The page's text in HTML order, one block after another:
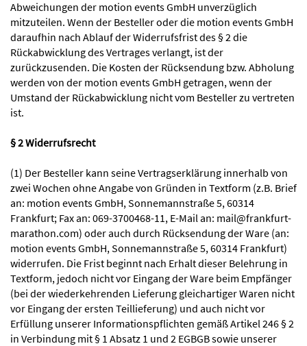
Abweichungen der motion events GmbH unverzüglich
mitzuteilen. Wenn der Besteller oder die motion events GmbH
daraufhin nach Ablauf der Widerrufsfrist des § 2 die
Rückabwicklung des Vertrages verlangt, ist der
zurückzusenden. Die Kosten der Rücksendung bzw. Abholung
werden von der motion events GmbH getragen, wenn der
Umstand der Rückabwicklung nicht vom Besteller zu vertreten
ist.
§ 2 Widerrufsrecht
(1) Der Besteller kann seine Vertragserklärung innerhalb von
zwei Wochen ohne Angabe von Gründen in Textform (z.B. Brief
an: motion events GmbH, Sonnemannstraße 5, 60314
Frankfurt; Fax an: 069-3700468-11, E-Mail an: mail@frankfurt-
marathon.com) oder auch durch Rücksendung der Ware (an:
motion events GmbH, Sonnemannstraße 5, 60314 Frankfurt)
widerrufen. Die Frist beginnt nach Erhalt dieser Belehrung in
Textform, jedoch nicht vor Eingang der Ware beim Empfänger
(bei der wiederkehrenden Lieferung gleichartiger Waren nicht
vor Eingang der ersten Teillieferung) und auch nicht vor
Erfüllung unserer Informationspflichten gemäß Artikel 246 § 2
in Verbindung mit § 1 Absatz 1 und 2 EGBGB sowie unserer